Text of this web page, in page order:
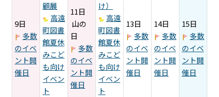
9日
多数
のイベ
ント開
催日
顧展
高遠
町図書
館夏休
みこど
も向け
イベン
ト
11日
山の
日
多数
のイベ
ント開
催日
け）
高遠
町図書
館夏休
みこど
も向け
イベン
ト
13日
多数
のイベ
ント開
催日
14日
多数
のイベ
ント開
催日
15日
多数
のイベ
ント開
催日